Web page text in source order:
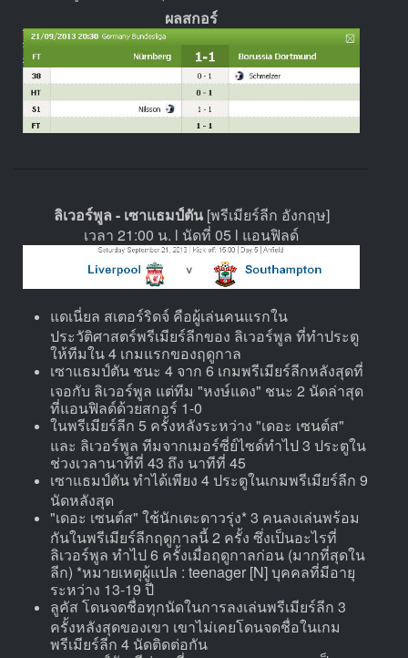
ผลสกอร์
ลิเวอร์พูล - เซาแธมป์ตัน[พรีเมียร์ลีก อังกฤษ]
เวลา 21:00 น. l นัดที่ 05 l แอนฟิลด์
แดเนี่ยล สเตอร์ริดจ์ คือผู้เล่นคนแรกใน
ประวัติศาสตร์พรีเมียร์ลีกของ ลิเวอร์พูล ที่ทำประตู
ให้ทีมใน 4 เกมแรกของฤดูกาล
เซาแธมป์ตัน ชนะ 4 จาก 6 เกมพรีเมียร์ลีกหลังสุดที่
เจอกับ ลิเวอร์พูล แต่ทีม "หงษ์แดง" ชนะ 2 นัดล่าสุด
ที่แอนฟิลด์ด้วยสกอร์ 1-0
ในพรีเมียร์ลีก 5 ครั้งหลังระหว่าง "เดอะ เซนต์ส"
และ ลิเวอร์พูล ทีมจากเมอร์ซี่ย์ไซด์ทำไป 3 ประตูใน
ช่วงเวลานาทีที่ 43 ถึง นาทีที่ 45
เซาแธมป์ตัน ทำได้เพียง 4 ประตูในเกมพรีเมียร์ลีก 9
นัดหลังสุด
"เดอะ เซนต์ส" ใช้นักเตะดาวรุ่ง* 3 คนลงเล่นพร้อม
กันในพรีเมียร์ลีกฤดูกาลนี้ 2 ครั้ง ซึ่งเป็นอะไรที่
ลิเวอร์พูล ทำไป 6 ครั้งเมื่อฤดูกาลก่อน (มากที่สุดใน
ลีก) *หมายเหตุผู้แปล : teenager [N] บุคคลที่มีอายุ
ระหว่าง 13-19 ปี
ลูคัส โดนจดชื่อทุกนัดในการลงเล่นพรีเมียร์ลีก 3
ครั้งหลังสุดของเขา เขาไม่เคยโดนจดชื่อในเกม
พรีเมียร์ลีก 4 นัดติดต่อกัน